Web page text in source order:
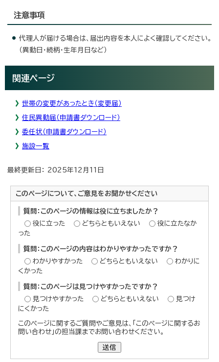
注意事項
代理人が届ける場合は、届出内容を本人によく確認してください。
（異動日・続柄・生年月日など）
関連ページ
世帯の変更があったとき（変更届）
住民異動届（申請書ダウンロード）
委任状（申請書ダウンロード）
施設一覧
最終更新日： 2025年12月11日
このページについて、ご意見をお聞かせください
質問：このページの情報は役に立ちましたか？
役に立った
どちらともいえない
役に立たなか
った
質問：このページの内容はわかりやすかったですか？
わかりやすかった
どちらともいえない
わかりに
くかった
質問：このページは見つけやすかったですか？
見つけやすかった
どちらともいえない
見つけ
にくかった
このページに関するご質問やご意見は、「このページに関するお
問い合わせ」の担当課までお問い合わせください。
送信